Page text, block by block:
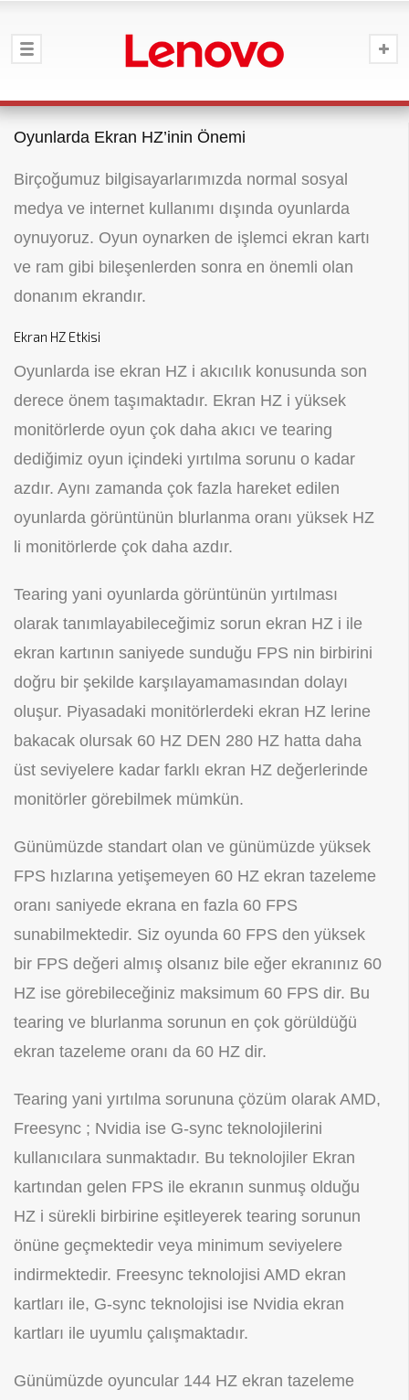
Oyunlarda Ekran HZ’inin Önemi
Birçoğumuz bilgisayarlarımızda normal sosyal
medya ve internet kullanımı dışında oyunlarda
oynuyoruz. Oyun oynarken de işlemci ekran kartı
ve ram gibi bileşenlerden sonra en önemli olan
donanım ekrandır.
Ekran HZ Etkisi
Oyunlarda ise ekran HZ i akıcılık konusunda son
derece önem taşımaktadır. Ekran HZ i yüksek
monitörlerde oyun çok daha akıcı ve tearing
dediğimiz oyun içindeki yırtılma sorunu o kadar
azdır. Aynı zamanda çok fazla hareket edilen
oyunlarda görüntünün blurlanma oranı yüksek HZ
li monitörlerde çok daha azdır.
Tearing yani oyunlarda görüntünün yırtılması
olarak tanımlayabileceğimiz sorun ekran HZ i ile
ekran kartının saniyede sunduğu FPS nin birbirini
doğru bir şekilde karşılayamamasından dolayı
oluşur. Piyasadaki monitörlerdeki ekran HZ lerine
bakacak olursak 60 HZ DEN 280 HZ hatta daha
üst seviyelere kadar farklı ekran HZ değerlerinde
monitörler görebilmek mümkün.
Günümüzde standart olan ve günümüzde yüksek
FPS hızlarına yetişemeyen 60 HZ ekran tazeleme
oranı saniyede ekrana en fazla 60 FPS
sunabilmektedir. Siz oyunda 60 FPS den yüksek
bir FPS değeri almış olsanız bile eğer ekranınız 60
HZ ise görebileceğiniz maksimum 60 FPS dir. Bu
tearing ve blurlanma sorunun en çok görüldüğü
ekran tazeleme oranı da 60 HZ dir.
Tearing yani yırtılma sorununa çözüm olarak AMD,
Freesync ; Nvidia ise G-sync teknolojilerini
kullanıcılara sunmaktadır. Bu teknolojiler Ekran
kartından gelen FPS ile ekranın sunmuş olduğu
HZ i sürekli birbirine eşitleyerek tearing sorunun
önüne geçmektedir veya minimum seviyelere
indirmektedir. Freesync teknolojisi AMD ekran
kartları ile, G-sync teknolojisi ise Nvidia ekran
kartları ile uyumlu çalışmaktadır.
Günümüzde oyuncular 144 HZ ekran tazeleme